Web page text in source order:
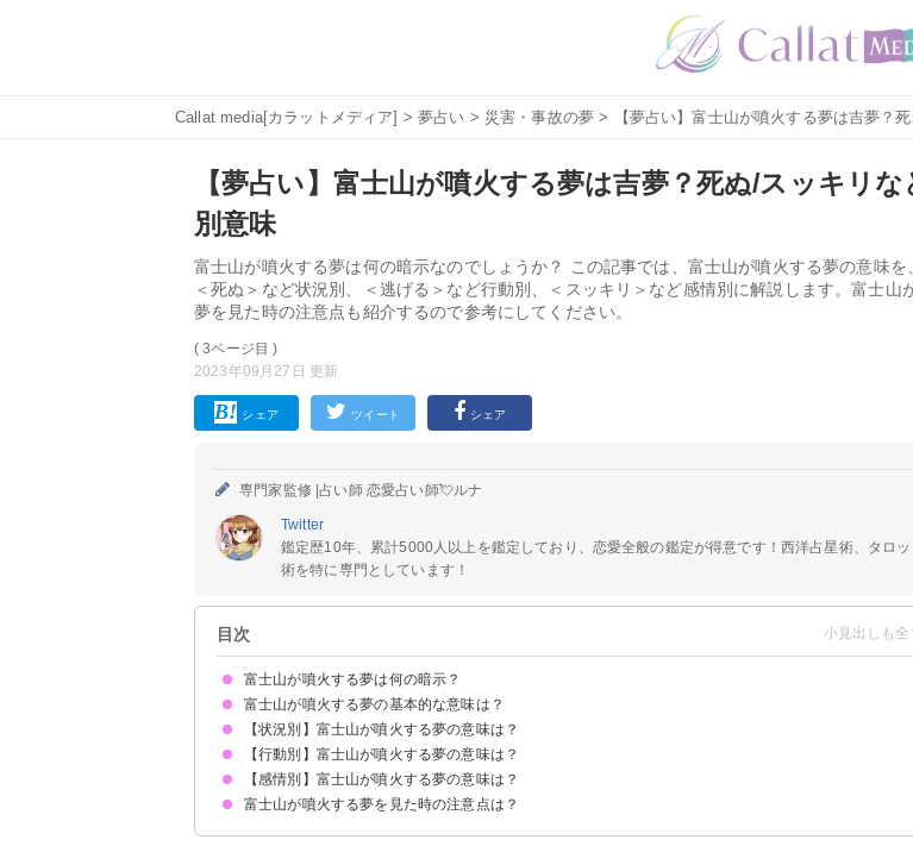
Callat media[カラットメディア] >夢占い > 災害・事故の夢 > 【夢占い】富士山が噴火する夢は吉夢？
【夢占い】富士山が噴火する夢は吉夢？死ぬ/スッキリな
別意味
富士山が噴火する夢は何の暗示なのでしょうか？ この記事では、富士山が噴火する夢の意味を
＜死ぬ＞など状況別、＜逃げる＞など行動別、＜スッキリ＞など感情別に解説します。富士山
夢を見た時の注意点も紹介するので参考にしてください。
( 3ページ目 )
2023年09月27日 更新
シェア ツイート シェア
専門家監修 |占い師 恋愛占い師💘ルナ
Twitter
鑑定歴10年、累計5000人以上を鑑定しており、恋愛全般の鑑定が得意です！西洋占星術、タロ
術を特に専門としています！
目次
富士山が噴火する夢は何の暗示？
富士山が噴火する夢の基本的な意味は？
状況が好転する暗示
初夢で見ると全体運UP
状況によって意味が決まる
【状況別】富士山が噴火する夢の意味は？
富士山が大噴火する夢【吉夢】
富士山が噴火して噴石が飛んでくる夢【凶夢】
富士山が噴火して死ぬ夢【吉夢】
富士山が噴火して爆発する夢【凶夢】
富士山が噴火して溶岩が流れる夢【警告夢】
富士山の火口から噴煙が上がる夢【吉夢】
富士山が噴火して二次災害が発生する夢【吉夢】
富士山が噴火して地割れする夢【警告夢】
富士山が噴火して地割れに落ちる夢【警告夢】
富士山が噴火して火山灰が降る夢【凶夢】
【行動別】富士山が噴火する夢の意味は？
富士山が噴火して逃げる夢【吉夢】
富士山が噴火して家族を置き去りにして逃げる夢【凶夢】
富士山が噴火して写真を撮る夢【吉夢】
富士山が噴火して火口を覗く夢【吉夢】
富士山が噴火して驚く夢【吉夢】
【感情別】富士山が噴火する夢の意味は？
富士山が噴火したのを見てスッキリする夢【吉夢】
富士山が噴火したのを見てモヤモヤする夢【凶夢】
富士山が噴火したのを見て泣いた夢【吉夢】
富士山が噴火する夢を見た時の注意点は？